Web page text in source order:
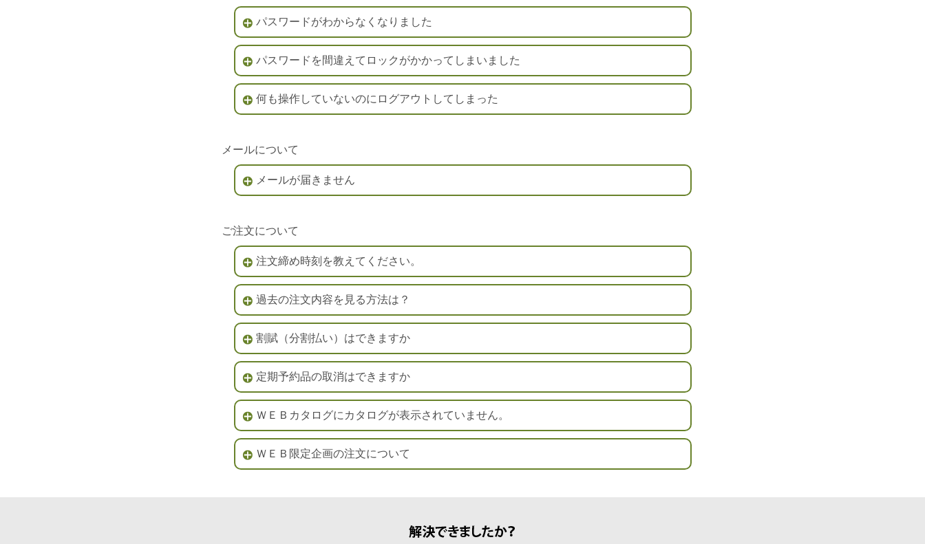
パスワードがわからなくなりました
パスワードを間違えてロックがかかってしまいました
何も操作していないのにログアウトしてしまった
メールについて
メールが届きません
ご注文について
注文締め時刻を教えてください。
過去の注文内容を見る方法は？
割賦（分割払い）はできますか
定期予約品の取消はできますか
ＷＥＢカタログにカタログが表示されていません。
ＷＥＢ限定企画の注文について